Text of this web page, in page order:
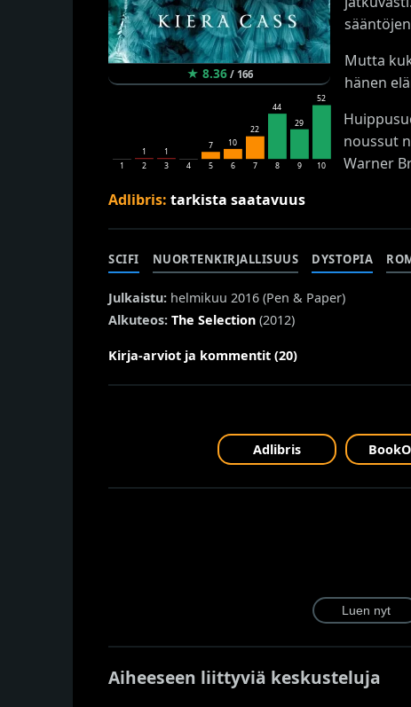
★ 8.36/ 166
1
1
2
1
3
4
7
5
10
6
22
7
44
8
29
9
52
10
Mutta
hänen
noussut
Warner
Adlibris: tarkista saatavuus
SCIFI NUORTENKIRJALLISUUS DYSTOPIA
Julkaistu: helmikuu 2016 (Pen & Paper)
Alkuteos: The Selection (2012)
Kirja-arviot ja kommentit (20)
Adlibris
Aiheeseen liittyviä keskusteluja